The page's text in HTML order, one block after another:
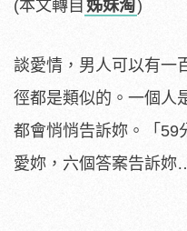
(本文轉自 姊妹淘)
談愛情，男人可以有一
徑都是類似的。一個人
都會悄悄告訴妳。「59
愛妳，六個答案告訴妳